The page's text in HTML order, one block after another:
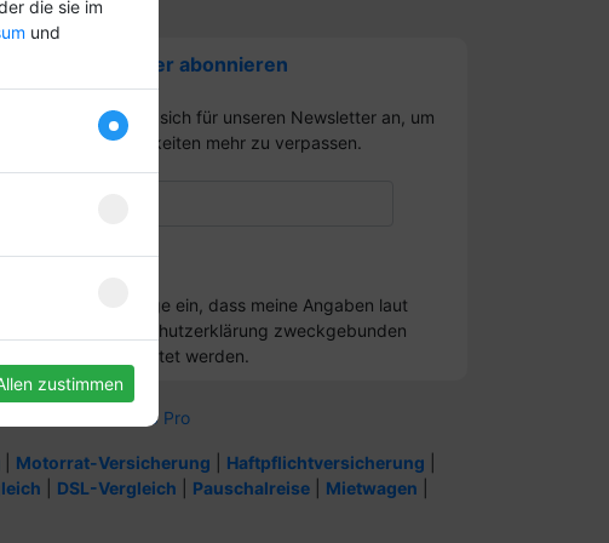
Newsletter abonnieren
Melden Sie sich für unseren Newsletter an, um
kein Neuigkeiten mehr zu verpassen.
Ich willige ein, dass meine Angaben laut
Datenschutzerklärung zweckgebunden
verarbeitet werden.
SF-Branchenbuch V3 Pro
Motorrat-Versicherung Haftpflichtversicherung
DSL-Vergleich Pauschalreise Mietwagen
die sie im
und
zustimmen